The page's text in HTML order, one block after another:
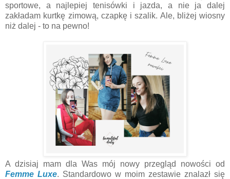
sportowe, a najlepiej tenisówki i jazda, a nie ja dalej
zakładam kurtkę zimową, czapkę i szalik. Ale, bliżej wiosny
niż dalej - to na pewno!
A dzisiaj mam dla Was mój nowy przegląd nowości od
Femme Luxe. Standardowo w moim zestawie znalazł się